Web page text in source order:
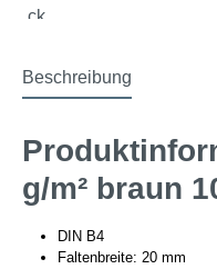
Beschreibung
g/m² braun
DIN B4
Faltenbreite: 20 mm